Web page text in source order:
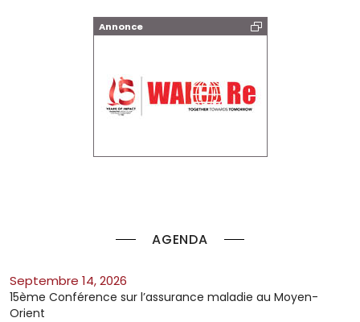
Annonce
AGENDA
septembre 14, 2026
15ème Conférence sur l’assurance maladie au Moyen-
Orient